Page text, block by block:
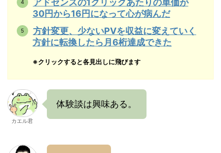
アドセンスの1クリックあたりの単価が
30円から16円になって心が病んだ
方針変更、少ないPVを収益に変えていく
方針に転換したら月6桁達成できた
※クリックすると各見出しに飛びます
カエル君
体験談は興味ある。